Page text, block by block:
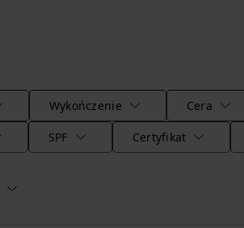
Wykończenie Cera
SPF Certyfikat